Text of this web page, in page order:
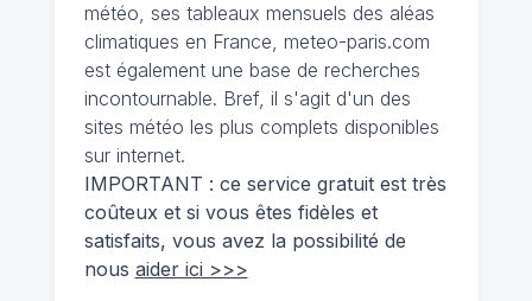
météo, ses tableaux mensuels des aléas
climatiques en France, meteo-paris.com
est également une base de recherches
incontournable. Bref, il s'agit d'un des
sites météo les plus complets disponibles
sur internet.
IMPORTANT : ce service gratuit est très
coûteux et si vous êtes fidèles et
satisfaits, vous avez la possibilité de
nous aider ici >>>